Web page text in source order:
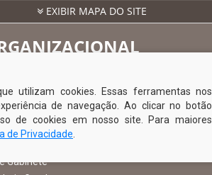
EXIBIR MAPA DO SITE
Municipal
Gabinete
utilizam cookies. Essas ferramentas nos
de navegação. Ao clicar no botão
de cookies em nosso site. Para maiores
de Privacidade